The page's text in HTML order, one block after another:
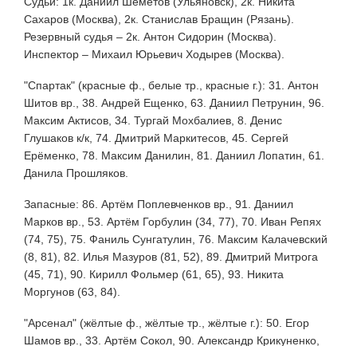
Сахаров (Москва), 2к. Станислав Бращин (Рязань).
Резервный судья – 2к. Антон Сидорин (Москва).
Инспектор – Михаил Юрьевич Ходырев (Москва).
"Спартак" (красные ф., белые тр., красные г.): 31. Антон
Шитов вр., 38. Андрей Ещенко, 63. Даниил Петрунин, 96.
Максим Актисов, 34. Тургай Мохбалиев, 8. Денис
Глушаков к/к, 74. Дмитрий Маркитесов, 45. Сергей
Ерёменко, 78. Максим Данилин, 81. Даниил Лопатин, 61.
Данила Прошляков.
Запасные: 86. Артём Поплевченков вр., 91. Даниил
Марков вр., 53. Артём Горбулин (34, 77), 70. Иван Репях
(74, 75), 75. Фаниль Сунгатулин, 76. Максим Калачевский
(8, 81), 82. Илья Мазуров (81, 52), 89. Дмитрий Митрога
(45, 71), 90. Кирилл Фольмер (61, 65), 93. Никита
Моргунов (63, 84).
"Арсенал" (жёлтые ф., жёлтые тр., жёлтые г.): 50. Егор
Шамов вр., 33. Артём Сокол, 90. Александр Крикуненко,